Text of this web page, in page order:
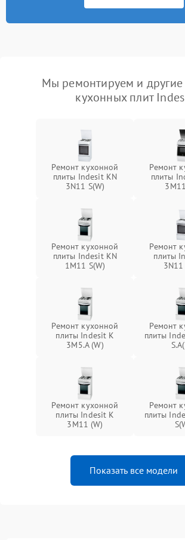
Мы ремонтируем и
кухонных плит
Ремонт кухонной
плиты Indesit KN
3N11 S(W)
Ремонт
плиты
Ремонт кухонной
плиты Indesit KN
1M11 S(W)
Ремонт
плиты
3N11
Ремонт кухонной
плиты Indesit K
3M5.A (W)
Ремонт
плиты
Ремонт кухонной
плиты Indesit K
3M11 (W)
Ремонт
плиты
Показать все модели